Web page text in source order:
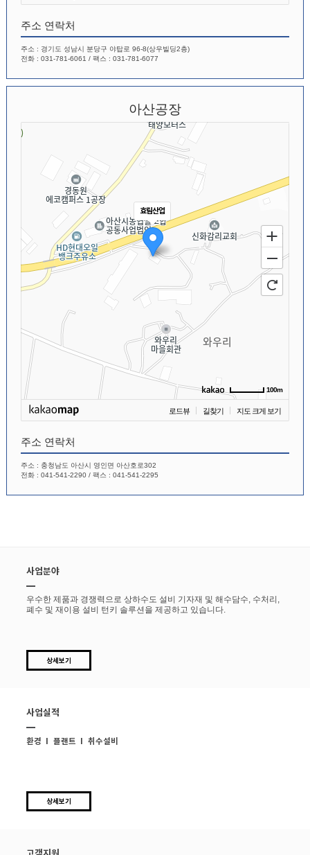
주소 연락처
주소 : 경기도 성남시 분당구 야탑로 96-8(상우빌딩2층)
전화 : 031-781-6061 / 팩스 : 031-781-6077
아산공장
효림산업
100m
로드뷰 길찾기 지도 크게 보기
주소 연락처
주소 : 충청남도 아산시 영인면 아산호로302
전화 : 041-541-2290 / 팩스 : 041-541-2295
사업분야
우수한 제품과 경쟁력으로 상하수도 설비 기자재 및 해수담수, 수처리,
폐수 및 재이용 설비 턴키 솔루션을 제공하고 있습니다.
상세보기
사업실적
환경 플랜트 취수설비
상세보기